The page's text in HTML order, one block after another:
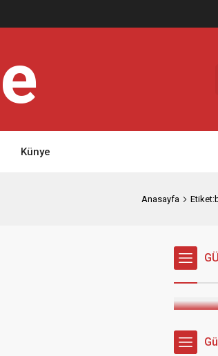
Künye
Anasayfa